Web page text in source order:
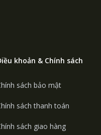
khoản & Chính sách
sách bảo mật
sách thanh toán
sách giao hàng